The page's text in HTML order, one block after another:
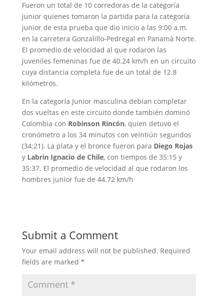
Fueron un total de 10 corredoras de la categoría
junior quienes tomaron la partida para la categoría
junior de esta prueba que dio inicio a las 9:00 a.m.
en la carretera Gonzalillo-Pedregal en Panamá Norte.
El promedio de velocidad al que rodaron las
juveniles femeninas fue de 40.24 km/h en un circuito
cuya distancia completa fue de un total de 12.8
kilómetros.
En la categoría Junior masculina debían completar
dos vueltas en este circuito donde también dominó
Colombia con Robinson Rincón, quien detuvo el
cronómetro a los 34 minutos con veintiún segundos
(34:21). La plata y el bronce fueron para Diego Rojas
y Labrin Ignacio de Chile, con tiempos de 35:15 y
35:37. El promedio de velocidad al que rodaron los
hombres junior fue de 44.72 km/h
Submit a Comment
Your email address will not be published. Required
fields are marked *